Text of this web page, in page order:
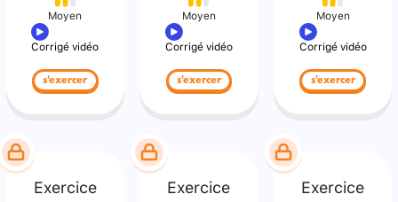
Moyen
Corrigé vidéo
s'exercer
Moyen
Corrigé vidéo
s'exercer
Moyen
Corrigé vidéo
s'exercer
Exercice Exercice Exercice